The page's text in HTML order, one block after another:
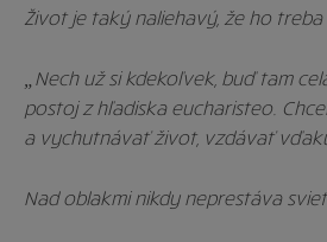
Život je taký naliehavý, že ho treba
„Nech už si kdekoľvek, buď tam
postoj z hľadiska eucharisteo.
a vychutnávať život, vzdávať
Nad oblakmi nikdy neprestáva